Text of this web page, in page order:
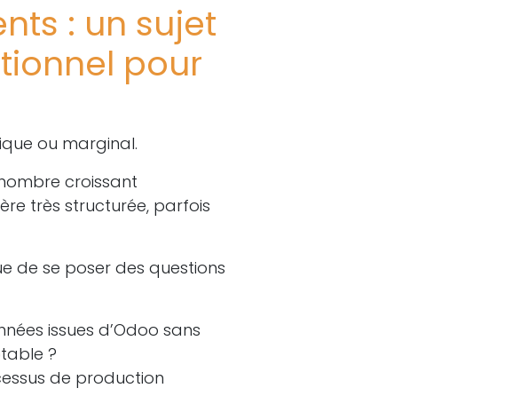
: un sujet
pour
ou marginal.
croissant
très structurée, parfois
de se poser des questions
issues d’Odoo sans
?
de production